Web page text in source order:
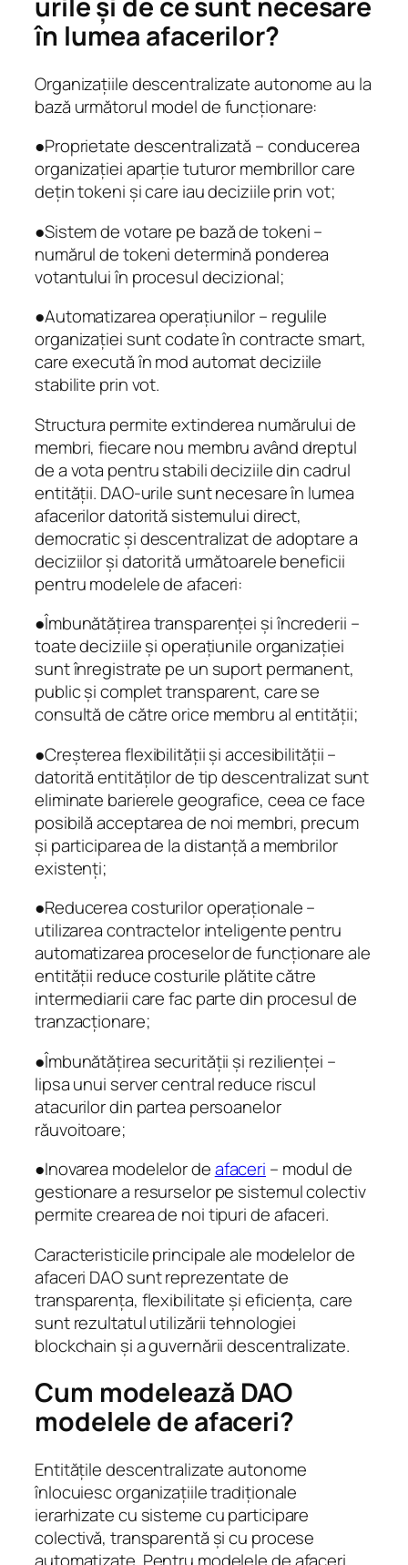
în lumea afacerilor?
Organizațiile descentralizate autonome au la
bază următorul model de funcționare:
●Proprietate descentralizată – conducerea
organizației aparție tuturor membrillor care
dețin tokeni și care iau deciziile prin vot;
●Sistem de votare pe bază de tokeni –
numărul de tokeni determină ponderea
votantului în procesul decizional;
●Automatizarea operațiunilor – regulile
organizației sunt codate în contracte smart,
care execută în mod automat deciziile
stabilite prin vot.
Structura permite extinderea numărului de
membri, fiecare nou membru având dreptul
de a vota pentru stabili deciziile din cadrul
entității. DAO-urile sunt necesare în lumea
afacerilor datorită sistemului direct,
democratic și descentralizat de adoptare a
deciziilor și datorită următoarele beneficii
pentru modelele de afaceri:
●Îmbunătățirea transparenței și încrederii –
toate deciziile și operațiunile organizației
sunt înregistrate pe un suport permanent,
public și complet transparent, care se
consultă de către orice membru al entității;
●Creșterea flexibilității și accesibilității –
datorită entităților de tip descentralizat sunt
eliminate barierele geografice, ceea ce face
posibilă acceptarea de noi membri, precum
și participarea de la distanță a membrilor
existenți;
●Reducerea costurilor operaționale –
utilizarea contractelor inteligente pentru
automatizarea proceselor de funcționare ale
entității reduce costurile plătite către
intermediarii care fac parte din procesul de
tranzacționare;
●Îmbunătățirea securității și rezilienței –
lipsa unui server central reduce riscul
atacurilor din partea persoanelor
răuvoitoare;
●Inovarea modelelor deafaceri – modul de
gestionare a resurselor pe sistemul colectiv
permite crearea de noi tipuri de afaceri.
Caracteristicile principale ale modelelor de
afaceri DAO sunt reprezentate de
transparența, flexibilitate și eficiența, care
sunt rezultatul utilizării tehnologiei
blockchain și a guvernării descentralizate.
Cum modelează DAO
modelele de afaceri?
Entitățile descentralizate autonome
înlocuiesc organizațiile tradiționale
ierarhizate cu sisteme cu participare
colectivă, transparentă și cu procese